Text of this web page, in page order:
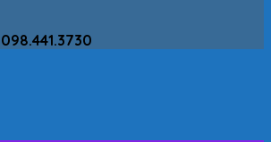
098.441.3730